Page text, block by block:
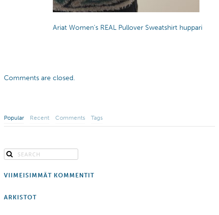
Ariat Women’s REAL Pullover Sweatshirt huppari
Comments are closed.
Popular Recent Comments Tags
VIIMEISIMMÄT KOMMENTIT
ARKISTOT